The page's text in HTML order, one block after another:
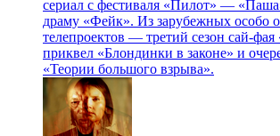
сериал с фестиваля «Пилот» —
драму «Фейк». Из зарубежных особо
телепроектов — третий сезон сай-
приквел «Блондинки в законе» и
«Теории большого взрыва».